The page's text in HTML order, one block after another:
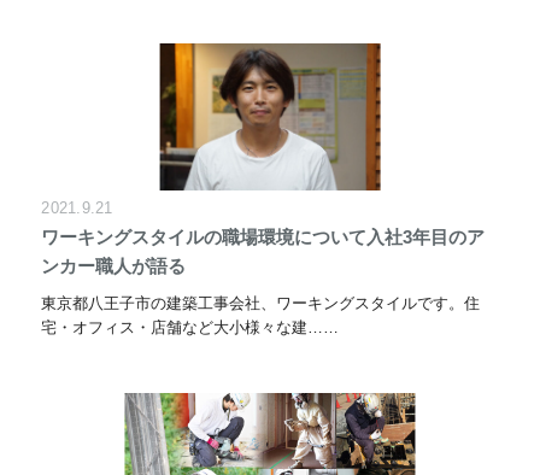
2021.9.21
ワーキングスタイルの職場環境について入社3年目のア
ンカー職人が語る
東京都八王子市の建築工事会社、ワーキングスタイルです。住
宅・オフィス・店舗など大小様々な建……